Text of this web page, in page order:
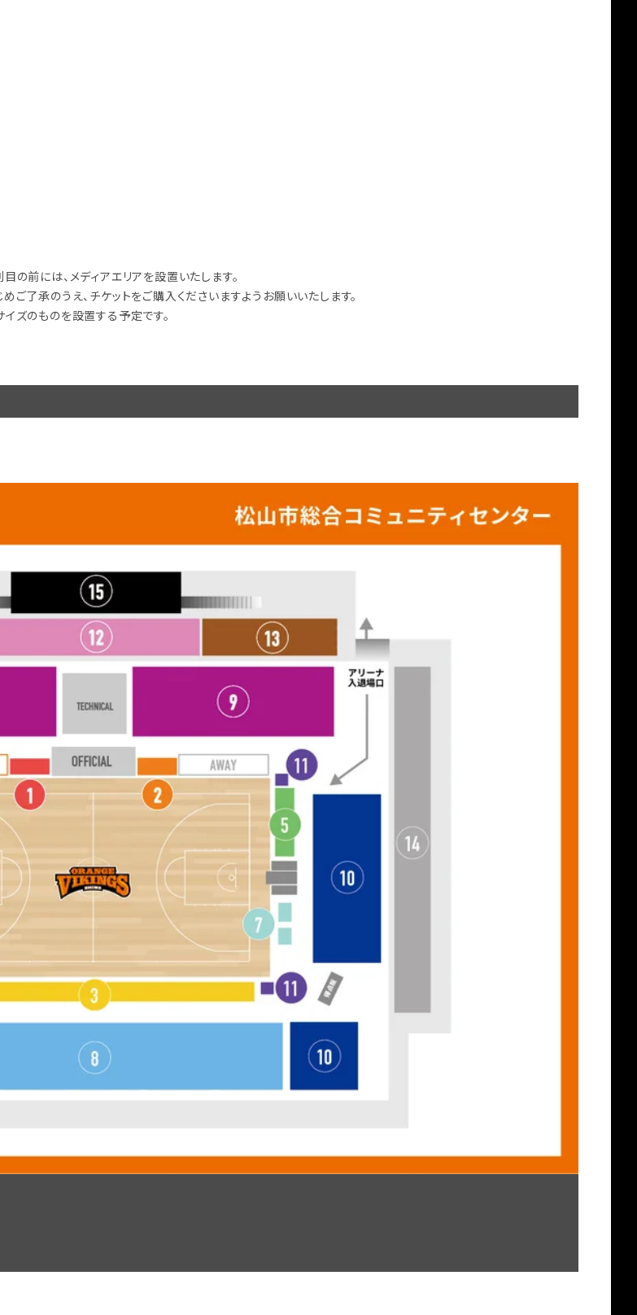
前には、メディアエリアを設置いたします。
了承のうえ、チケットをご購入くださいますようお願いいたします。
ズのものを設置する予定です。